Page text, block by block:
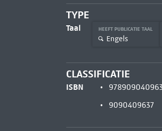
TYPE
Taal HEEFT PUBLICATIE TAAL
Engels
CLASSIFICATIE
ISBN
9090409637